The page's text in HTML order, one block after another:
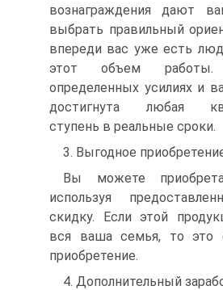
вознаграждения дают
выбрать правильный
впереди вас уже есть
этот объем
определенных усилиях и
достигнута любая
ступень в реальные сроки.
3. Выгодное
Вы можете
используя
скидку. Если этой
вся ваша семья, то это
приобретение.
4. Дополнительный